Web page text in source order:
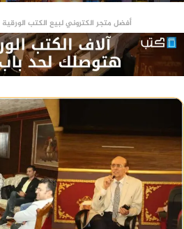
أفضل متجر الكتروني لبيع الكتب